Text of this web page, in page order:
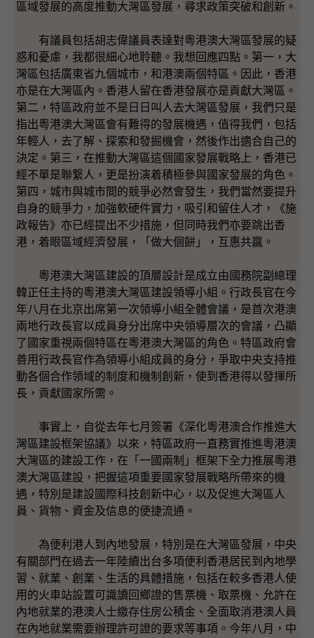
區域發展的高度推動大灣區發展，尋求政策突破和創新。
有議員包括胡志偉議員表達對粵港澳大灣區發展的疑
惑和憂慮，我都很細心地聆聽。我想回應四點。第一，大
灣區包括廣東省九個城市，和港澳兩個特區。因此，香港
亦是在大灣區內。香港人留在香港發展亦是貢獻大灣區。
第二，特區政府並不是日日叫人去大灣區發展，我們只是
指出粵港澳大灣區會有難得的發展機遇，值得我們，包括
年輕人，去了解、探索和發掘機會，然後作出適合自己的
決定。第三，在推動大灣區這個國家發展戰略上，香港已
經不單是聯繋人，更是扮演着積極參與國家發展的角色。
第四，城市與城市間的競爭必然會發生，我們當然要提升
自身的競爭力，加強軟硬件實力，吸引和留住人才，《施
政報告》亦已經提出不少措施，但同時我們亦要跳出香
港，着眼區域經濟發展，「做大個餅」，互惠共贏。
粵港澳大灣區建設的頂層設計是成立由國務院副總理
韓正任主持的粵港澳大灣區建設領導小組。行政長官在今
年八月在北京出席第一次領導小組全體會議，是首次港澳
兩地行政長官以成員身分出席中央領導層次的會議，凸顯
了國家重視兩個特區在粵港澳大灣區的角色。特區政府會
善用行政長官作為領導小組成員的身分，爭取中央支持推
動各個合作領域的制度和機制創新，使到香港得以發揮所
長，貢獻國家所需。
事實上，自從去年七月簽署《深化粵港澳合作推進大
灣區建設框架協議》以來，特區政府一直務實推進粵港澳
大灣區的建設工作，在「一國兩制」框架下全力推展粵港
澳大灣區建設，把握這項重要國家發展戰略所帶來的機
遇，特別是建設國際科技創新中心，以及促進大灣區人
員、貨物、資金及信息的便捷流通。
為便利港人到內地發展，特別是在大灣區發展，中央
有關部門在過去一年陸續出台多項便利香港居民到內地學
習、就業、創業、生活的具體措施，包括在較多香港人使
用的火車站設置可識讀回鄉證的售票機、取票機、允許在
內地就業的港澳人士繳存住房公積金、全面取消港澳人員
在內地就業需要辦理許可證的要求等事項。今年八月，中